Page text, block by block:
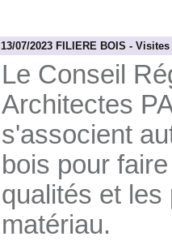
13/07/2023 FILIERE BOIS -
Le Conseil
Architectes
s'associent
bois pour
qualités et les
matériau.